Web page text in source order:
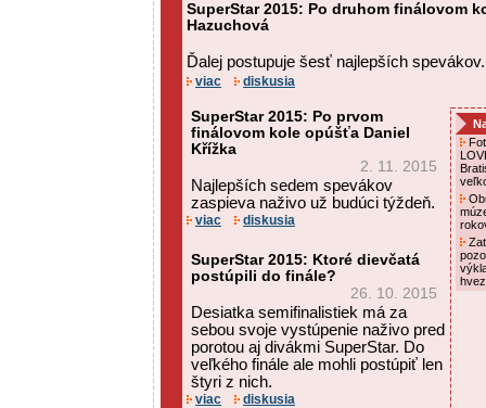
SuperStar 2015: Po druhom finálovom
Hazuchová
Ďalej postupuje šesť najlepších spevákov.
viac diskusia
SuperStar 2015: Po prvom
finálovom kole opúšťa Daniel
Křížka
2. 11. 2015
Najlepších sedem spevákov
zaspieva naživo už budúci týždeň.
viac diskusia
SuperStar 2015: Ktoré dievčatá
postúpili do finále?
26. 10. 2015
Desiatka semifinalistiek má za
sebou svoje vystúpenie naživo pred
porotou aj divákmi SuperStar. Do
veľkého finále ale mohli postúpiť len
štyri z nich.
viac diskusia